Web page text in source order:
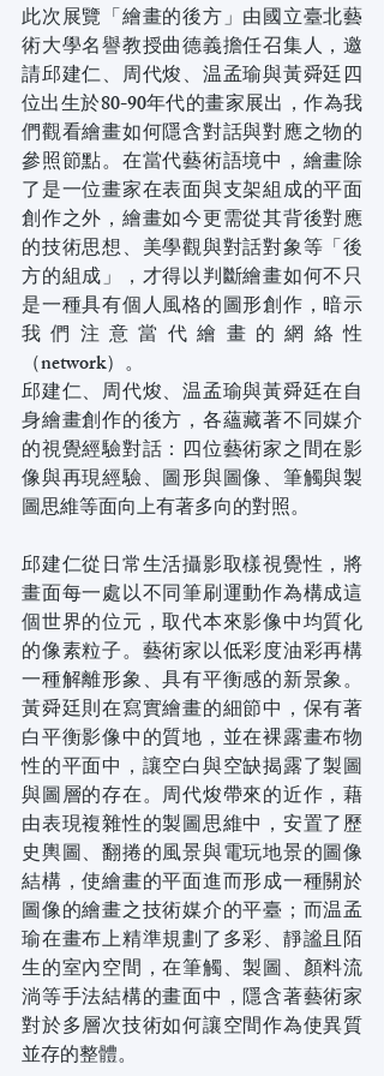
此次展覽「繪畫的後方」由國立臺北藝
術大學名譽教授曲德義擔任召集人，邀
請邱建仁、周代焌、温孟瑜與黃舜廷四
位出生於80-90年代的畫家展出，作為我
們觀看繪畫如何隱含對話與對應之物的
參照節點。在當代藝術語境中，繪畫除
了是一位畫家在表面與支架組成的平面
創作之外，繪畫如今更需從其背後對應
的技術思想、美學觀與對話對象等「後
方的組成」，才得以判斷繪畫如何不只
是一種具有個人風格的圖形創作，暗示
我們注意當代繪畫的網絡性
（network）。
邱建仁、周代焌、温孟瑜與黃舜廷在自
身繪畫創作的後方，各蘊藏著不同媒介
的視覺經驗對話：四位藝術家之間在影
像與再現經驗、圖形與圖像、筆觸與製
圖思維等面向上有著多向的對照。
邱建仁從日常生活攝影取樣視覺性，將
畫面每一處以不同筆刷運動作為構成這
個世界的位元，取代本來影像中均質化
的像素粒子。藝術家以低彩度油彩再構
一種解離形象、具有平衡感的新景象。
黃舜廷則在寫實繪畫的細節中，保有著
白平衡影像中的質地，並在裸露畫布物
性的平面中，讓空白與空缺揭露了製圖
與圖層的存在。周代焌帶來的近作，藉
由表現複雜性的製圖思維中，安置了歷
史輿圖、翻捲的風景與電玩地景的圖像
結構，使繪畫的平面進而形成一種關於
圖像的繪畫之技術媒介的平臺；而温孟
瑜在畫布上精準規劃了多彩、靜謐且陌
生的室內空間，在筆觸、製圖、顏料流
淌等手法結構的畫面中，隱含著藝術家
對於多層次技術如何讓空間作為使異質
並存的整體。